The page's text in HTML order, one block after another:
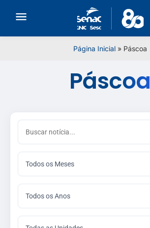
Página Inicial » Páscoa
Páscoa
Todos os Meses
Todos os Anos